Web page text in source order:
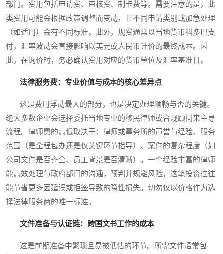
部门。费用包括申请费、审核费、制卡费等。需要注意的是，此
类费用可能会根据政策调整而变动，且不同申请类别或加急处理
（如适用）会有不同标准。此外，规费通常以当地货币科多巴支
付，汇率波动会直接影响以美元或人民币计价的最终成本。因
此，在询价时，务必确认费用对应的货币单位及汇率基准日。
法律服务费：专业价值与成本的核心差异点
这是费用浮动最大的部分，也是决定办理顺畅与否的关键。
绝大多数企业会选择委托当地专业的移民律师或合规顾问来主导
流程。律师费的高低取决于：律师或事务所的声誉与经验、服务
范围（是全程包办还是仅关键环节指导）、案件的复杂程度（如
公司文件是否齐全、员工背景是否清晰）。一个经验丰富的律师
能高效处理与政府部门的沟通，预判并规避风险，这笔投资往往
能节省更多因延误或拒签导致的隐性损失。切勿仅以价格作为选
择法律服务商的唯一标准。
文件准备与认证链：跨国文书工作的成本
这是前期准备中繁琐且易被低估的环节。所需文件通常包